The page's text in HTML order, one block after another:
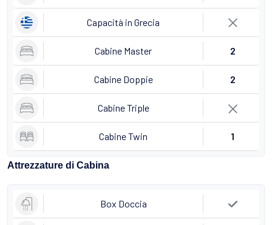
Capacità in Grecia
Cabine Master 2
Cabine Doppie 2
Cabine Triple
Cabine Twin 1
Attrezzature di Cabina
Box Doccia